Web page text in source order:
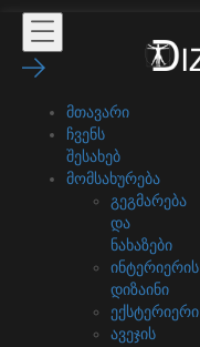
მთავარი
ჩვენს
შესახებ
მომსახურება
გეგმარება
და
ნახაზები
ინტერიერის
დიზაინი
ექსტერიერი
ავეჯის